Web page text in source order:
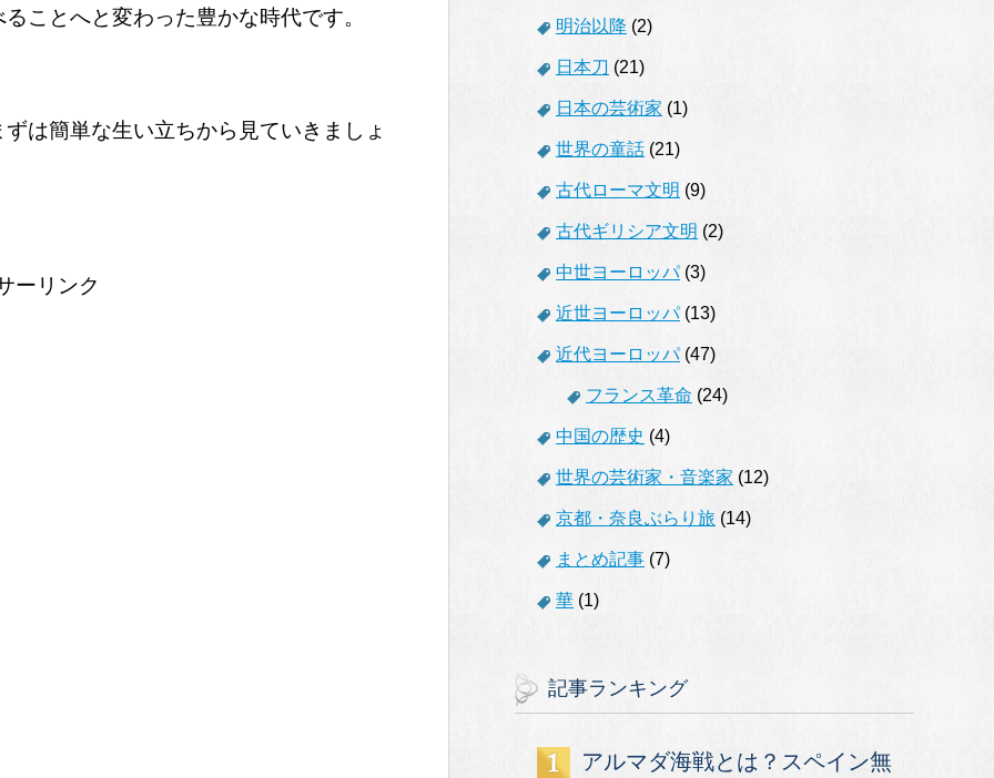
ことへと変わった豊かな時代です。
は簡単な生い立ちから見ていきましょ
ーリンク
明治以降 (2)
日本刀 (21)
日本の芸術家 (1)
世界の童話 (21)
古代ローマ文明 (9)
古代ギリシア文明 (2)
中世ヨーロッパ(3)
近世ヨーロッパ(13)
近代ヨーロッパ(47)
フランス革命 (24)
中国の歴史 (4)
世界の芸術家・音楽家 (12)
京都・奈良ぶらり旅 (14)
まとめ記事 (7)
華 (1)
記事ランキング
アルマダ海戦とは？スペイン無